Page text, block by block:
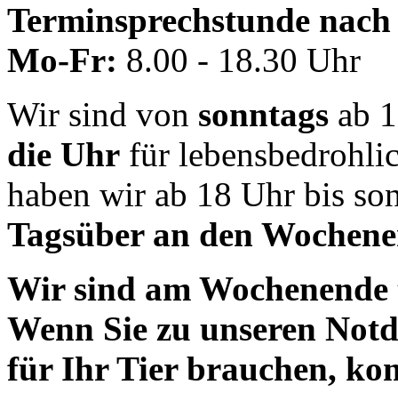
Terminsprechstunde
Mo-Fr: 8.00 - 18.30 Uhr
Wir sind von sonntags ab
die Uhr für
haben wir ab 18 Uhr bis
Tagsüber an den
Wir sind am
Wenn Sie zu unseren
für Ihr Tier brauchen,